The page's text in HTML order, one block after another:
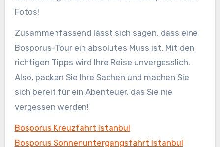
Fotos!
Zusammenfassend lässt sich sagen, dass eine
Bosporus-Tour ein absolutes Muss ist. Mit den
richtigen Tipps wird Ihre Reise unvergesslich.
Also, packen Sie Ihre Sachen und machen Sie
sich bereit für ein Abenteuer, das Sie nie
vergessen werden!
Bosporus Kreuzfahrt Istanbul
Bosporus Sonnenuntergangsfahrt Istanbul